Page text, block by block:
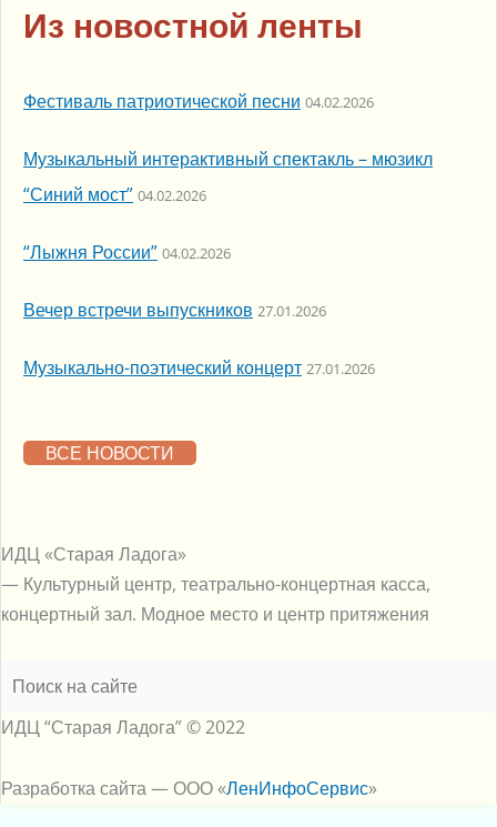
Из новостной ленты
Фестиваль патриотической песни 04.02.2026
Музыкальный интерактивный спектакль – мюзикл
“Синий мост” 04.02.2026
“Лыжня России” 04.02.2026
Вечер встречи выпускников 27.01.2026
Музыкально-поэтический концерт 27.01.2026
ВСЕ НОВОСТИ
ИДЦ «Старая Ладога»
— Культурный центр, театрально-концертная касса,
концертный зал. Модное место и центр притяжения
ИДЦ “Старая Ладога” © 2022
Разработка сайта — ООО «ЛенИнфоСервис»